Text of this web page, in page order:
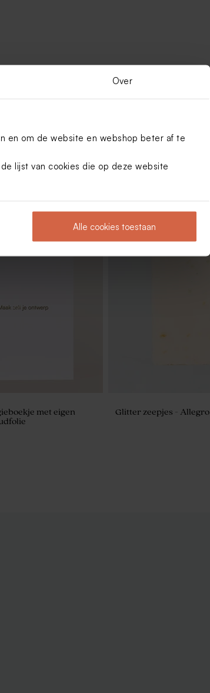
Over
en om de website en webshop beter af te
lijst van cookies die op deze website
Alle cookies toestaan
met eigen
Glitter zeepjes - Allegro